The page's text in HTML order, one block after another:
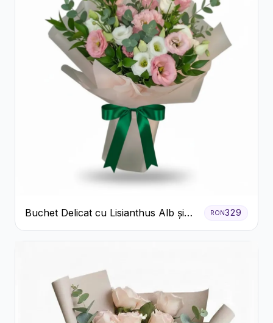
Buchet Delicat cu Lisianthus Alb și
Roz
RON329